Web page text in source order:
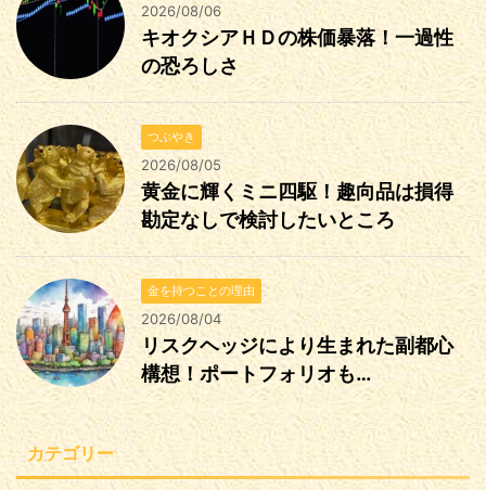
2026/08/06
キオクシアＨＤの株価暴落！一過性
の恐ろしさ
つぶやき
2026/08/05
黄金に輝くミニ四駆！趣向品は損得
勘定なしで検討したいところ
金を持つことの理由
2026/08/04
リスクヘッジにより生まれた副都心
構想！ポートフォリオも…
カテゴリー